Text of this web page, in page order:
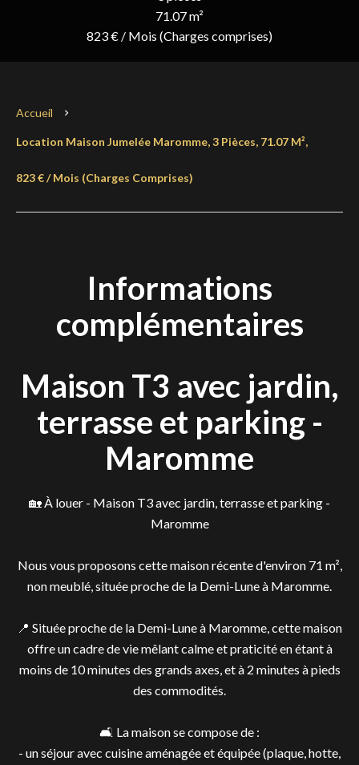
71.07 m²
823 € / Mois (Charges comprises)
Accueil
Location Maison Jumelée Maromme, 3 Pièces, 71.07 M²,
823 € / Mois (Charges Comprises)
Informations
complémentaires
Maison T3 avec jardin,
terrasse et parking -
Maromme
🏡 À louer - Maison T3 avec jardin, terrasse et parking -
Maromme
Nous vous proposons cette maison récente d'environ 71 m²,
non meublé, située proche de la Demi-Lune à Maromme.
📍 Située proche de la Demi-Lune à Maromme, cette maison
offre un cadre de vie mêlant calme et praticité en étant à
moins de 10 minutes des grands axes, et à 2 minutes à pieds
des commodités.
🛋️ La maison se compose de :
- un séjour avec cuisine aménagée et équipée (plaque, hotte,